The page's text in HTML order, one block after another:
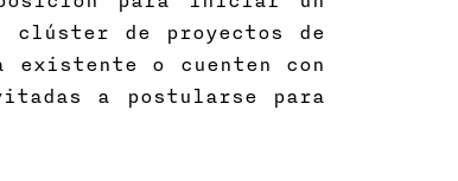
clúster de proyectos de
existente o cuenten con
a postularse para